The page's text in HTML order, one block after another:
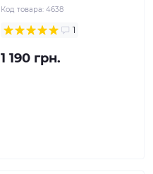
Код товара: 4638
1
1 190 грн.